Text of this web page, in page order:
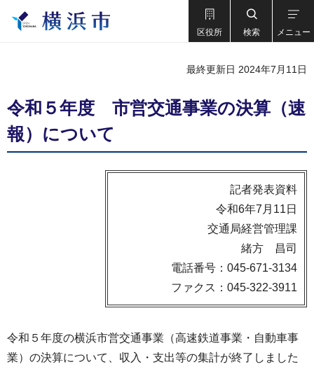
区役所 検索 メニュー
最終更新日 2024年7月11日
令和５年度 市営交通事業の決算（速
報）について
記者発表資料
令和6年7月11日
交通局経営管理課
緒方 昌司
電話番号：045-671-3134
ファクス：045-322-3911
令和５年度の横浜市営交通事業（高速鉄道事業・自動車事
業）の決算について、収入・支出等の集計が終了しました